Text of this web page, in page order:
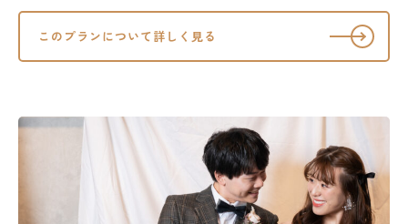
このプランについて詳しく見る